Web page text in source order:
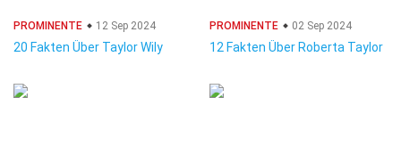
PROMINENTE 12 Sep 2024
20 Fakten Über Taylor Wily
PROMINENTE 02 Sep 2024
12 Fakten Über Roberta Taylor